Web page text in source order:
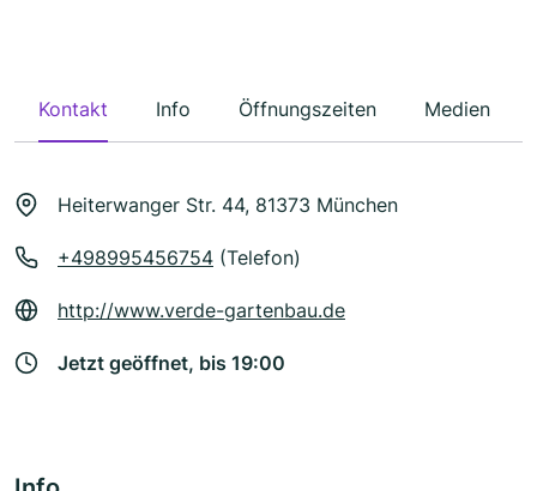
Kontakt Info Öffnungszeiten Medien
Heiterwanger Str. 44, 81373 München
+498995456754 (Telefon)
http://www.verde-gartenbau.de
Jetzt geöffnet, bis 19:00